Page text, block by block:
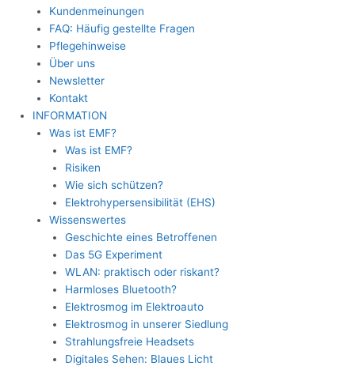
Kundenmeinungen
FAQ: Häufig gestellte Fragen
Pflegehinweise
Über uns
Newsletter
Kontakt
INFORMATION
Was ist EMF?
Was ist EMF?
Risiken
Wie sich schützen?
Elektrohypersensibilität (EHS)
Wissenswertes
Geschichte eines Betroffenen
Das 5G Experiment
WLAN: praktisch oder riskant?
Harmloses Bluetooth?
Elektrosmog im Elektroauto
Elektrosmog in unserer Siedlung
Strahlungsfreie Headsets
Digitales Sehen: Blaues Licht